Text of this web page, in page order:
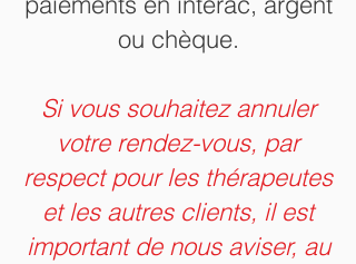
ou chèque.
Si vous souhaitez annuler
votre rendez-vous, par
respect pour les thérapeutes
et les autres clients, il est
important de nous aviser, au